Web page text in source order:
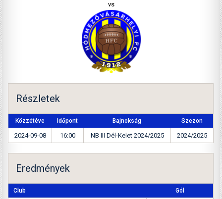
vs
Részletek
Közzétéve Időpont Bajnokság Szezon
2024-09-08 16:00 NB III Dél-Kelet 2024/2025 2024/2025
Eredmények
Club Gól